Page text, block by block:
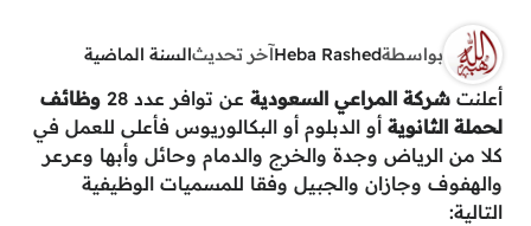
بواسطةHeba Rashedآخر تحديثالسنة الماضية
أعلنت شركة المراعي السعودية عن توافر عدد 28
وظائف
لحملة الثانوية أو الدبلوم أو البكالوريوس فأعلى للعمل في
كلا من الرياض وجدة والخرج والدمام وحائل وأبها وعرعر
والهفوف وجازان والجبيل وفقا للمسميات الوظيفية
التالية: